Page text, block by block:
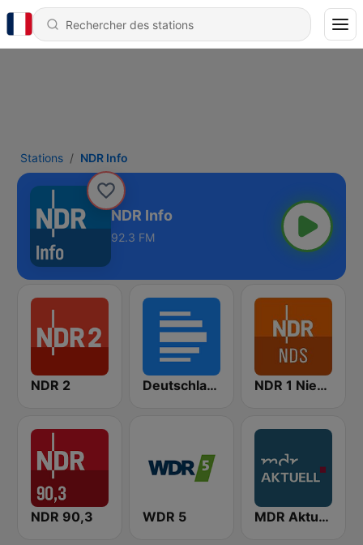
Stations NDR Info
NDR Info
92.3 FM
NDR 2 Deutschlandfunk NDR 1 Niedersachsen
NDR 90,3 WDR 5 MDR Aktuell